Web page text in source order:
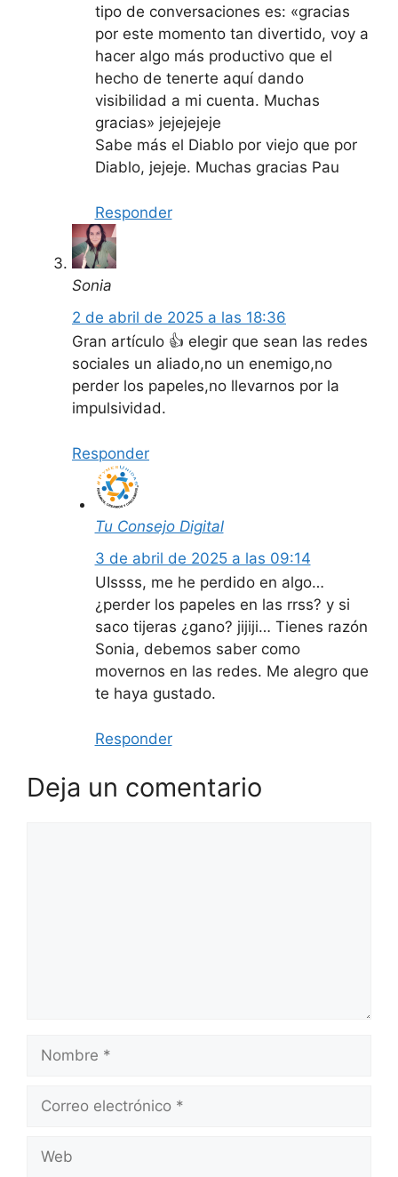
tipo de conversaciones es: «gracias
por este momento tan divertido, voy a
hacer algo más productivo que el
hecho de tenerte aquí dando
visibilidad a mi cuenta. Muchas
gracias» jejejejeje
Sabe más el Diablo por viejo que por
Diablo, jejeje. Muchas gracias Pau
Responder
Sonia
2 de abril de 2025 a las 18:36
Gran artículo 👍 elegir que sean las redes
sociales un aliado,no un enemigo,no
perder los papeles,no llevarnos por la
impulsividad.
Responder
Tu Consejo Digital
3 de abril de 2025 a las 09:14
UIssss, me he perdido en algo…
¿perder los papeles en las rrss? y si
saco tijeras ¿gano? jijiji… Tienes razón
Sonia, debemos saber como
movernos en las redes. Me alegro que
te haya gustado.
Responder
Deja un comentario
Nombre
Correo
Web